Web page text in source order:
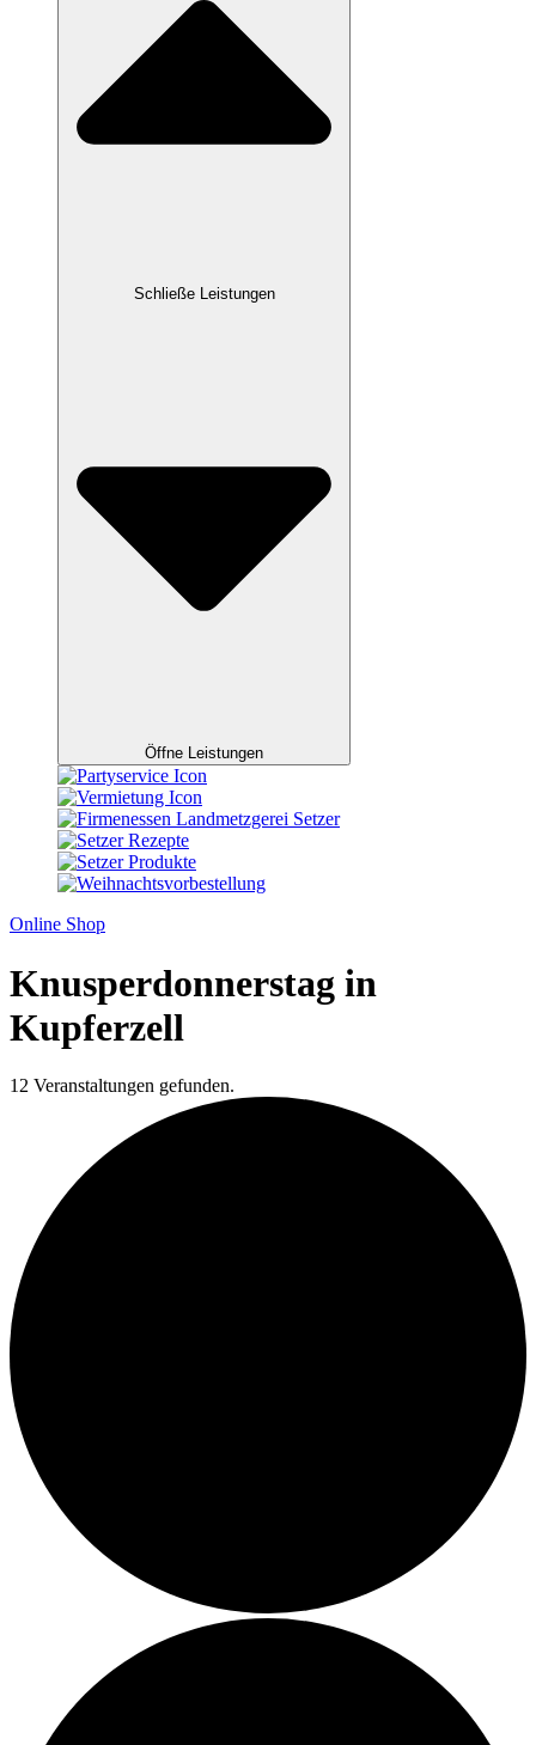
Schließe Leistungen
Öffne Leistungen
Online Shop
Knusperdonnerstag in
Kupferzell
12 Veranstaltungen gefunden.